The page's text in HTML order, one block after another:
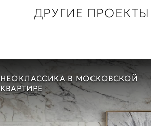
ДРУГИЕ ПРОЕКТЫ
НЕОКЛАССИКА В МОСКОВСКОЙ
КВАРТИРЕ